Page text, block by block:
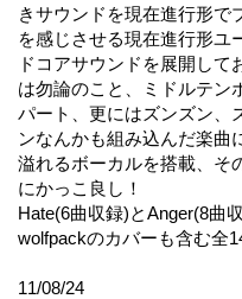
きサウンドを現在進行形で
を感じさせる現在進行形ユ
ドコアサウンドを展開して
は勿論のこと、ミドルテン
パート、更にはズンズン、
ンなんかも組み込んだ楽曲
溢れるボーカルを搭載、そ
にかっこ良し！
Hate(6曲収録)とAnger(8曲
wolfpackのカバーも含む全
11/08/24